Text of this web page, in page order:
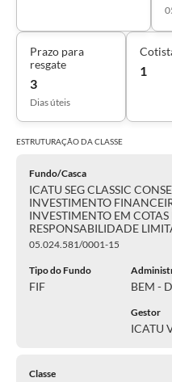
Prazo para
resgate
3
Dias úteis
1
ESTRUTURAÇÃO DACLASSE
Fundo/Casca
ICATU SEG CLASSIC
INVESTIMENTO
INVESTIMENTO EM
RESPONSABILIDADE
05.024.581/0001-15
Tipo do Fundo
FIF BEM -
Gestor
ICATU
Classe